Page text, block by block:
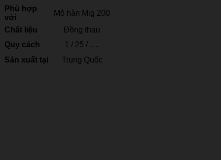
Phù hợp
với
Mỏ hàn Mig 200
Chất liệu
Đồng thau
Quy cách
1 / 25 / ….
Sản xuất tại
Trung Quốc